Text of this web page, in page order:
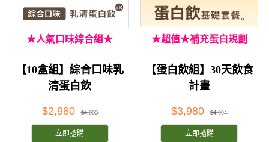
★人氣口味綜合組★
【10盒組】綜合口味乳
清蛋白飲
$2,980 $4,000
立即搶購
★超值★補充蛋白規劃
【蛋白飲組】30天飲食
計畫
$3,980 $4,994
立即搶購